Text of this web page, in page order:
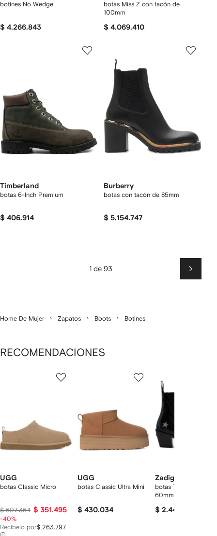
botines No Wedge
$ 4.266.843
botas Miss Z con tacón de
100mm
$ 4.069.410
Timberland
botas 6-Inch Premium
$ 406.914
Burberry
botas con tacón de 85mm
$ 5.154.747
1 de 93
Home De Mujer Zapatos Boots Botines
RECOMENDACIONES
UGG
botas Classic Micro
$ 607.364 $ 351.495
-40%
Recíbelo por$ 263.797
UGG
botas Classic Ultra Mini
$ 430.034
de
Zadig&Voltaire
botas Tyler con
60mm
$ 2.448.735